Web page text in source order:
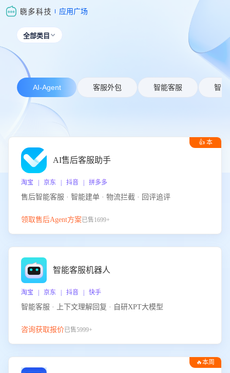
应用广场
全部类目 
AI-Agent 客服外包 智能客服 智能
👍 本
AI售后客服助手
淘宝 | 京东 | 抖音 | 拼多多
售后智能客服 · 智能建单 · 物流拦截 · 回评追评
领取售后Agent方案已售1699+
智能客服机器人
淘宝 | 京东 | 抖音 | 快手
智能客服 · 上下文理解回复 · 自研XPT大模型
咨询获取报价已售5999+
🔥本周